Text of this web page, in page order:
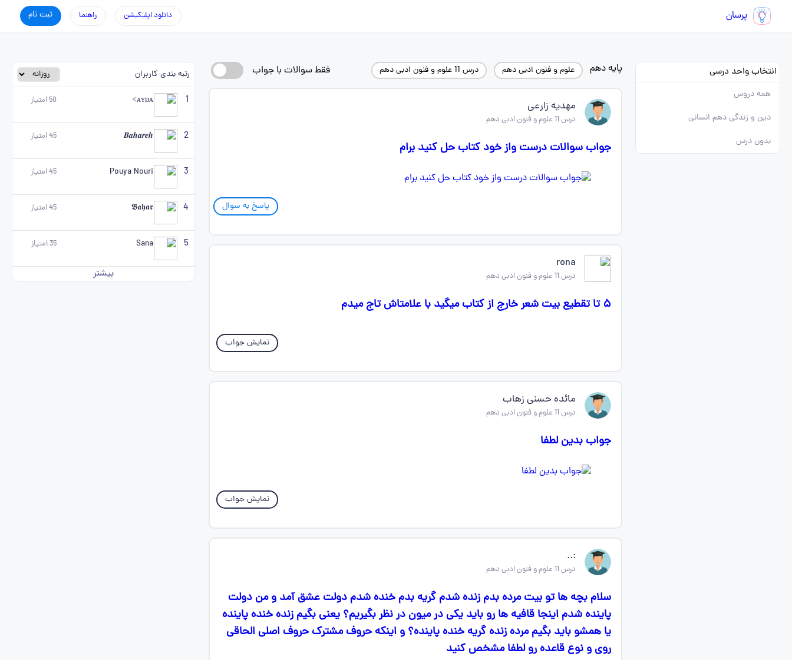
پرسان ثبت نام راهنما دانلود اپلیکیشن
انتخاب واحد درسی
همه دروس
دین و زندگی دهم انسانی
بدون درس
پایه دهم علوم و فنون ادبی دهم درس 11 علوم و فنون ادبی دهم فقط سوالات با جواب
مهدیه زارعی
درس 11 علوم و فنون ادبی دهم
جواب سوالات درست واز خود کتاب حل کنید برام
پاسخ به سوال
rona
درس 11 علوم و فنون ادبی دهم
۵ تا تقطیع بیت شعر خارج از کتاب میگید با علامتاش تاج میدم
نمایش جواب
مائده حسنی زهاب
درس 11 علوم و فنون ادبی دهم
جواب بدین لطفا
نمایش جواب
‌:..
درس 11 علوم و فنون ادبی دهم
سلام بچه ها تو بیت مرده بدم زنده شدم گریه بدم خنده شدم دولت عشق آمد و من دولت
پاینده شدم اینجا قافیه ها رو باید یکی در میون در نظر بگیریم؟ یعنی بگیم زنده خنده پاینده
یا همشو باید بگیم مرده زنده گریه خنده پاینده؟ و اینکه حروف مشترک حروف اصلی الحاقی
روی و نوع قاعده رو لطفا مشخص کنید
رتبه بندی کاربران
1
ᴀʏᴅᴀ>
50امتیاز
2
𝑩𝒂𝒉𝒂𝒓𝒆𝒉
45امتیاز
3
Pouya Nouri
45امتیاز
4
𝕭𝖆𝖍𝖆𝖗
45امتیاز
5
Sana
35امتیاز
بیشتر